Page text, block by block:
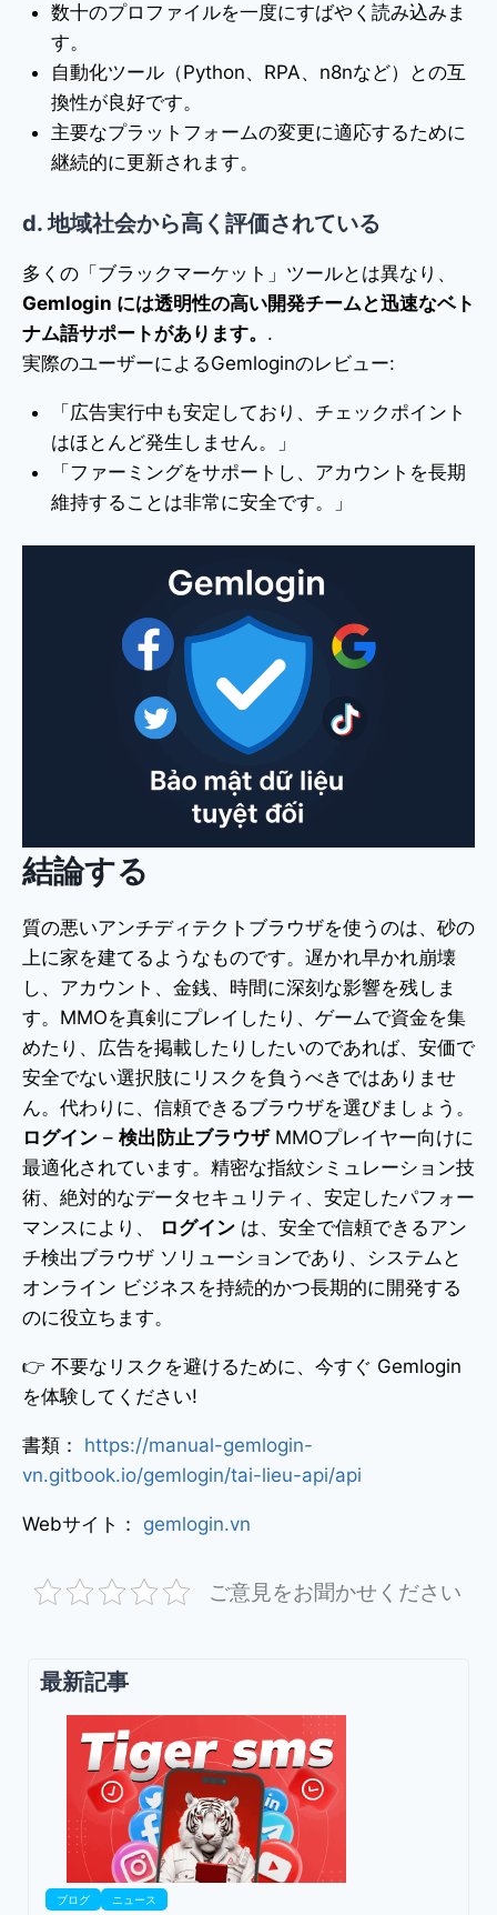
数十のプロファイルを一度にすばやく読み込みま
す。
自動化ツール（Python、RPA、n8nなど）との互
換性が良好です。
主要なプラットフォームの変更に適応するために
継続的に更新されます。
d. 地域社会から高く評価されている
多くの「ブラックマーケット」ツールとは異なり、
Gemlogin には透明性の高い開発チームと迅速なベト
ナム語サポートがあります。 .
実際のユーザーによるGemloginのレビュー:
「広告実行中も安定しており、チェックポイント
はほとんど発生しません。」
「ファーミングをサポートし、アカウントを長期
維持することは非常に安全です。」
結論する
質の悪いアンチディテクトブラウザを使うのは、砂の
上に家を建てるようなものです。遅かれ早かれ崩壊
し、アカウント、金銭、時間に深刻な影響を残しま
す。MMOを真剣にプレイしたり、ゲームで資金を集
めたり、広告を掲載したりしたいのであれば、安価で
安全でない選択肢にリスクを負うべきではありませ
ん。代わりに、信頼できるブラウザを選びましょう。
ログイン – 検出防止ブラウザMMOプレイヤー向けに
最適化されています。精密な指紋シミュレーション技
術、絶対的なデータセキュリティ、安定したパフォー
マンスにより、
ログイン は、安全で信頼できるアン
チ検出ブラウザ ソリューションであり、システムと
オンライン ビジネスを持続的かつ長期的に開発する
のに役立ちます。
👉 不要なリスクを避けるために、今すぐ Gemlogin
を体験してください!
書類： https://manual-gemlogin-
vn.gitbook.io/gemlogin/tai-lieu-api/api
Webサイト： gemlogin.vn
ご意見をお聞かせください
最新記事
ブログ ニュース